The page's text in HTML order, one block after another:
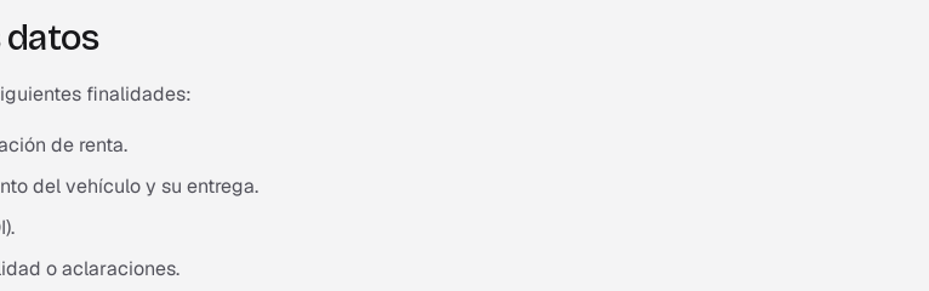
datos
finalidades:
de renta.
del vehículo y su entrega.
o aclaraciones.